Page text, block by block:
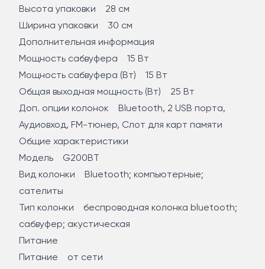
Высота упаковки 28 см
Ширина упаковки 30 см
Дополнительная информация
Мощность сабвуфера 15 Вт
Мощность сабвуфера (Вт) 15 Вт
Общая выходная мощность (Вт) 25 Вт
Доп. опции колонок Bluetooth, 2 USB порта,
Аудиовход, FM-тюнер, Слот для карт памяти
Общие характеристики
Модель G200BT
Вид колонки Bluetooth; компьютерные;
сателиты
Тип колонки беспроводная колонка bluetooth;
сабвуфер; акустическая
Питание
Питание от сети